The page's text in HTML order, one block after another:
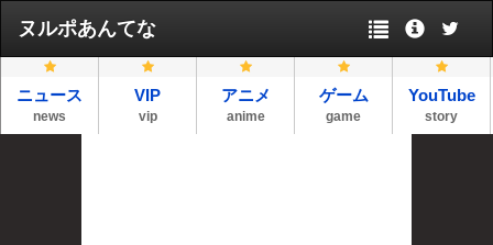
ヌルポあんてな
ニュース
news
VIP
vip
アニメ
anime
ゲーム
game
YouTube
story